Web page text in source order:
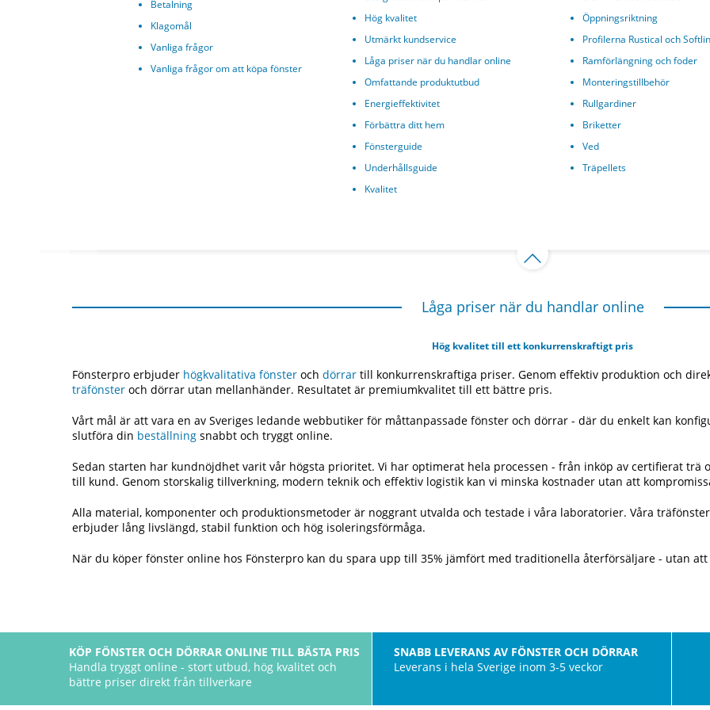
Betalning
Klagomål
Vanliga frågor
Vanliga frågor om att köpa fönster
Hög kvalitet
Utmärkt kundservice
Låga priser när du handlar online
Omfattande produktutbud
Energieffektivitet
Förbättra ditt hem
Fönsterguide
Underhållsguide
Kvalitet
Öppningsriktning
Profilerna Rustical och
Ramförlängning och foder
Monteringstillbehör
Rullgardiner
Briketter
Ved
Träpellets
Låga priser när du handlar online
Hög kvalitet till ett konkurrenskraftigt pris
Fönsterpro erbjuder högkvalitativa fönsteroch dörrartill konkurrenskraftiga priser. Genom effektiv produktion och
träfönsteroch dörrar utan mellanhänder. Resultatet är premiumkvalitet till ett bättre pris.
Vårt mål är att vara en av Sveriges ledande webbutiker för måttanpassade fönster och dörrar - där du enkelt kan
slutföra din beställningsnabbt och tryggt online.
Sedan starten har kundnöjdhet varit vår högsta prioritet. Vi har optimerat hela processen - från inköp av certifierat
till kund. Genom storskalig tillverkning, modern teknik och effektiv logistik kan vi minska kostnader utan att
Alla material, komponenter och produktionsmetoder är noggrant utvalda och testade i våra laboratorier. Våra
erbjuder lång livslängd, stabil funktion och hög isoleringsförmåga.
När du köper fönster online hos Fönsterpro kan du spara upp till 35% jämfört med traditionella återförsäljare - utan
KÖP FÖNSTER OCH DÖRRAR ONLINE TILL BÄSTA PRIS
Handla tryggt online - stort utbud, hög kvalitet och
bättre priser direkt från tillverkare
SNABB LEVERANS AV FÖNSTER OCH DÖRRAR
Leverans i hela Sverige inom 3-5 veckor